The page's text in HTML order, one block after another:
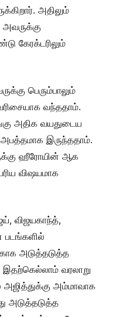
அதிலும்
அவருக்கு
கேரக்டரிலும்
பெரும்பாலும்
வந்ததாம்.
அதிக வயதுடைய
அபத்தமாக இருந்ததாம்.
ஹீரோயின் ஆக
விஷயமாக
விஜயகாந்த்,
படங்களில்
அடுத்தடுத்த
இதற்கெல்லாம் வரலாறு
அம்மாவாக
அடுத்தடுத்த